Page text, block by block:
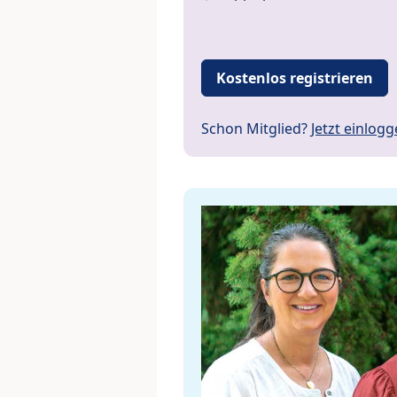
Kostenlos registrieren
Schon Mitglied? Jetzt